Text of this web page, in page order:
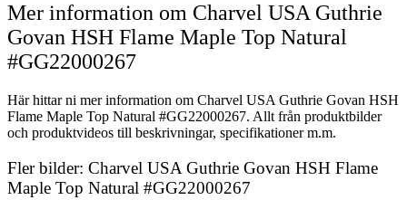
Mer information om Charvel USA Guthrie
Govan HSH Flame Maple Top Natural
#GG22000267
Här hittar ni mer information om Charvel USA Guthrie Govan HSH
Flame Maple Top Natural #GG22000267. Allt från produktbilder
och produktvideos till beskrivningar, specifikationer m.m.
Fler bilder: Charvel USA Guthrie Govan HSH Flame
Maple Top Natural #GG22000267